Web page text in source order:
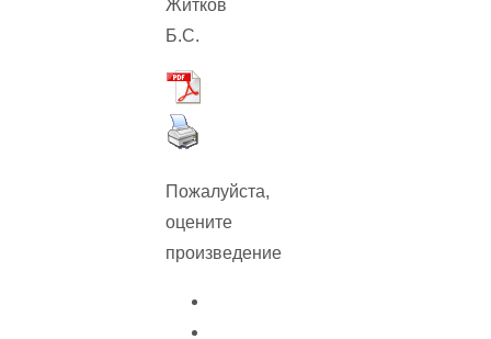
Пожалуйста,
оцените
произведение